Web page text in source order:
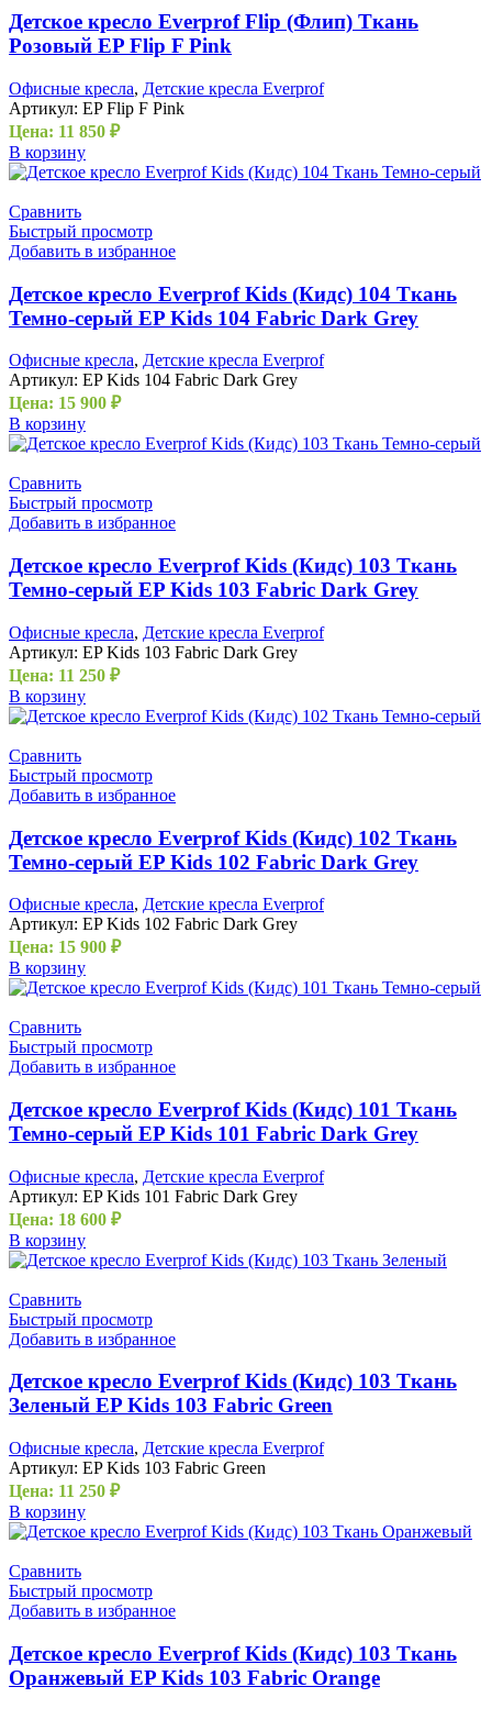
Детское кресло Everprof Flip (Флип) Ткань
Розовый EP Flip F Pink
Офисные кресла, Детские кресла Everprof
Артикул: EP Flip F Pink
Цена: 11 850 ₽
В корзину
Сравнить
Быстрый просмотр
Добавить в избранное
Детское кресло Everprof Kids (Кидс) 104 Ткань
Темно-серый EP Kids 104 Fabric Dark Grey
Офисные кресла, Детские кресла Everprof
Артикул: EP Kids 104 Fabric Dark Grey
Цена: 15 900 ₽
В корзину
Сравнить
Быстрый просмотр
Добавить в избранное
Детское кресло Everprof Kids (Кидс) 103 Ткань
Темно-серый EP Kids 103 Fabric Dark Grey
Офисные кресла, Детские кресла Everprof
Артикул: EP Kids 103 Fabric Dark Grey
Цена: 11 250 ₽
В корзину
Сравнить
Быстрый просмотр
Добавить в избранное
Детское кресло Everprof Kids (Кидс) 102 Ткань
Темно-серый EP Kids 102 Fabric Dark Grey
Офисные кресла, Детские кресла Everprof
Артикул: EP Kids 102 Fabric Dark Grey
Цена: 15 900 ₽
В корзину
Сравнить
Быстрый просмотр
Добавить в избранное
Детское кресло Everprof Kids (Кидс) 101 Ткань
Темно-серый EP Kids 101 Fabric Dark Grey
Офисные кресла, Детские кресла Everprof
Артикул: EP Kids 101 Fabric Dark Grey
Цена: 18 600 ₽
В корзину
Сравнить
Быстрый просмотр
Добавить в избранное
Детское кресло Everprof Kids (Кидс) 103 Ткань
Зеленый EP Kids 103 Fabric Green
Офисные кресла, Детские кресла Everprof
Артикул: EP Kids 103 Fabric Green
Цена: 11 250 ₽
В корзину
Сравнить
Быстрый просмотр
Добавить в избранное
Детское кресло Everprof Kids (Кидс) 103 Ткань
Оранжевый EP Kids 103 Fabric Orange